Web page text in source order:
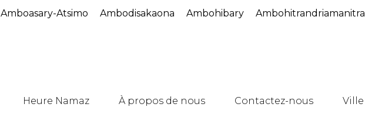
Amboasary-Atsimo Ambodisakaona Ambohibary Ambohitrandriamanitra
Heure Namaz À propos de nous Contactez-nous Ville